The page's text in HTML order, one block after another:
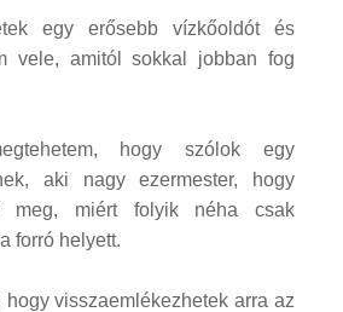
egy erősebb vízkőoldót és
vele, amitól sokkal jobban fog
hogy szólok egy
aki nagy ezermester, hogy
meg, miért folyik néha csak
forró helyett.
hogy visszaemlékezhetek arra az